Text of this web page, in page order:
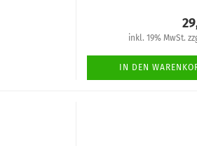
inkl. 19% MwSt.
IN DEN